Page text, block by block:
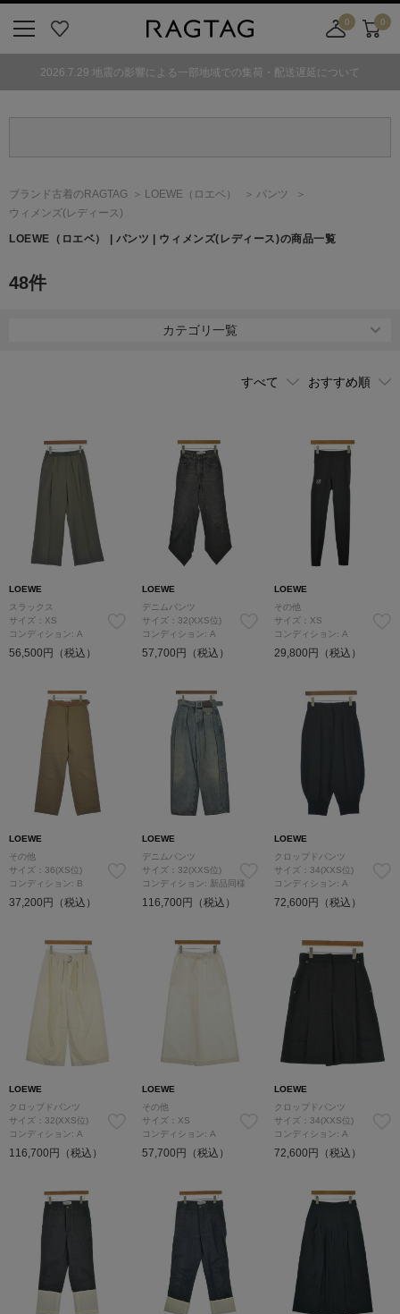
気
0
舗
カ
0
2026.7.29 地震の影響による一部地域での集荷・配送遅延について
ブランド古着のRAGTAG LOEWE （ロエベ）
パンツ
ウィメンズ(レディース)
LOEWE （ロエベ） | パンツ | ウィメンズ(レディース)の商品一覧
48件
カテゴリ一覧
LOEWE
スラックス
サイズ：XS
コンディション: A
56,500円（税込）
LOEWE
デニムパンツ
サイズ：32(XXS位)
コンディション: A
57,700円（税込）
LOEWE
その他
サイズ：XS
コンディション: A
29,800円（税込）
LOEWE
その他
サイズ：36(XS位)
コンディション: B
37,200円（税込）
LOEWE
デニムパンツ
サイズ：32(XXS位)
コンディション: 新品同様
116,700円（税込）
LOEWE
クロップドパンツ
サイズ：34(XXS位)
コンディション: A
72,600円（税込）
LOEWE
クロップドパンツ
サイズ：32(XXS位)
コンディション: A
116,700円（税込）
LOEWE
その他
サイズ：XS
コンディション: A
57,700円（税込）
LOEWE
クロップドパンツ
サイズ：34(XXS位)
コンディション: A
72,600円（税込）